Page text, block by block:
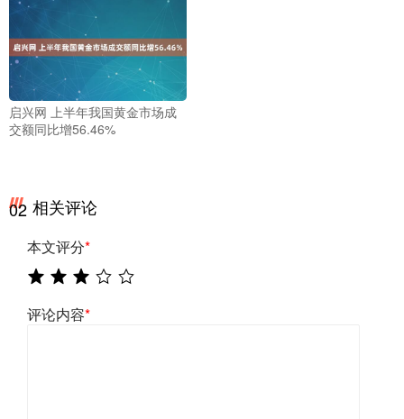
启兴网 上半年我国黄金市场成
交额同比增56.46%
02 相关评论
本文评分*
评论内容*